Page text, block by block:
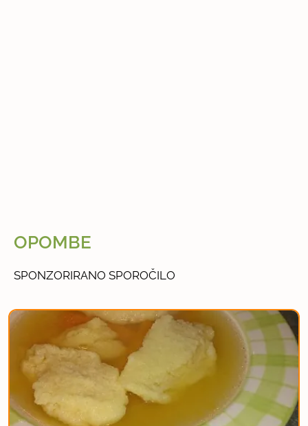
OPOMBE
SPONZORIRANO SPOROČILO